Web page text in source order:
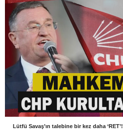
Lütfü Savaş’ın talebine bir kez daha ‘RET’!